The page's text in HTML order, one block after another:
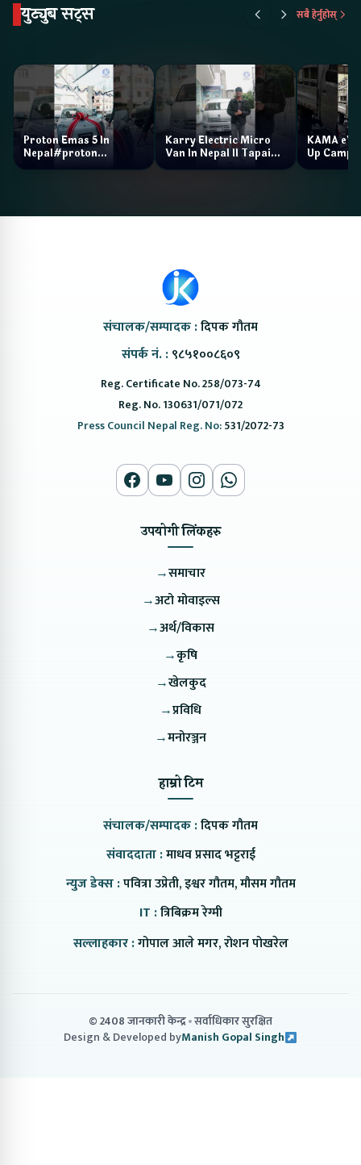
युट्युब सट्स सबै हेर्नुहोस्
Proton Emas 5 In
Nepal#proton
#protonemas5#protonnepal#evcarnepal
Karry Electric Micro
Van In Nepal II Tapaiko
Bazar II Jankari
KAMA eV
Up Camp
संचालक/सम्पादक :दिपक गौतम
संपर्क नं. : ९८५१००८६०९
Reg. Certificate No. 258/073-74
Reg. No. 130631/071/072
Press Council Nepal Reg. No:531/2072-73
उपयोगी लिंकहरु
→समाचार
→अटो मोवाइल्स
→अर्थ/विकास
→कृषि
→खेलकुद
→प्रविधि
→मनोरञ्जन
हाम्रो टिम
संचालक/सम्पादक :दिपक गौतम
संवाददाता :माधव प्रसाद भट्टराई
न्युज डेक्स :पवित्रा उप्रेती, इश्वर गौतम, मौसम गौतम
IT :त्रिबिक्रम रेग्मी
सल्लाहकार :गोपाल आले मगर, रोशन पोखरेल
© 2408 जानकारी केन्द्र सर्वाधिकार सुरक्षित
Design & Developed byManish Gopal Singh